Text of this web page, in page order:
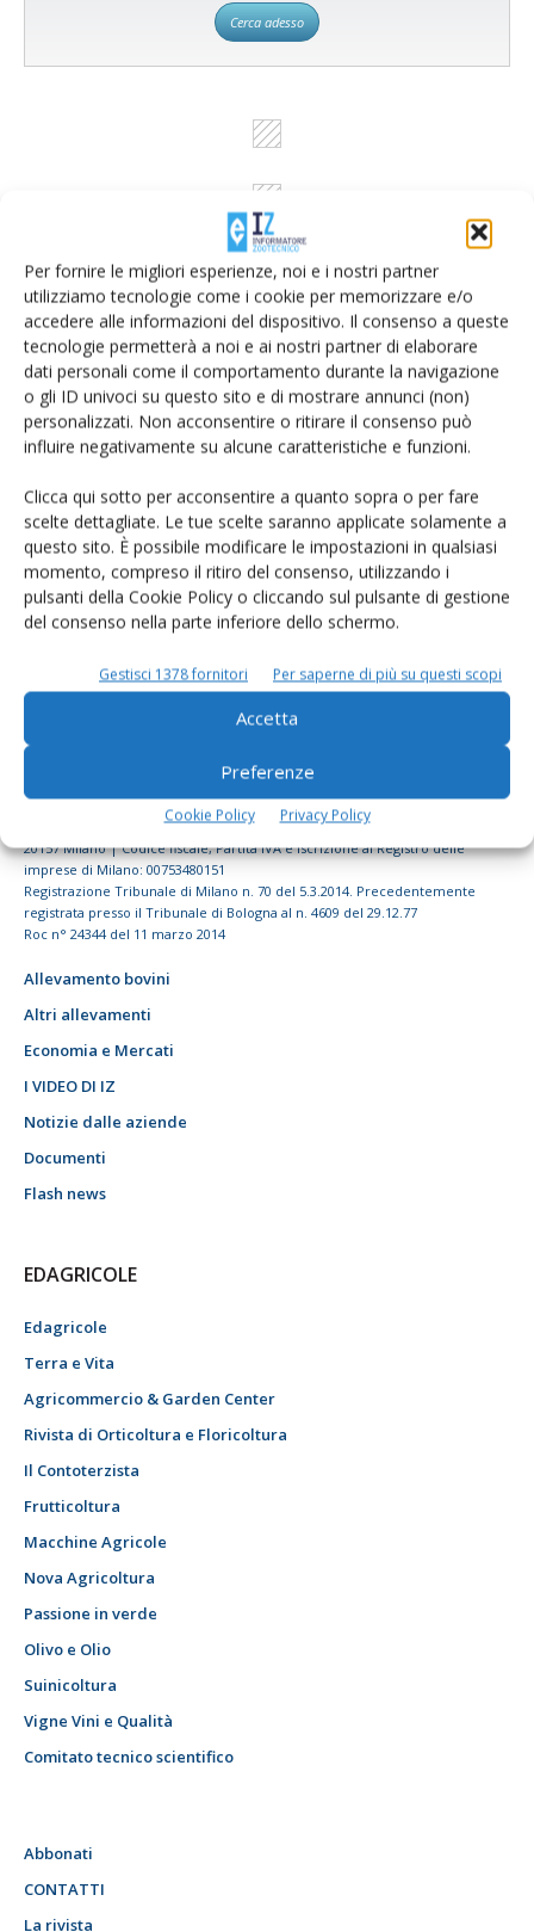
Per fornire le migliori esperienze, noi e i nostri partner
utilizziamo tecnologie come i cookie per memorizzare e/o
accedere alle informazioni del dispositivo. Il consenso a queste
tecnologie permetterà a noi e ai nostri partner di elaborare
dati personali come il comportamento durante la navigazione
o gli ID univoci su questo sito e di mostrare annunci (non)
personalizzati. Non acconsentire o ritirare il consenso può
influire negativamente su alcune caratteristiche e funzioni.
Clicca qui sotto per acconsentire a quanto sopra o per fare
scelte dettagliate. Le tue scelte saranno applicate solamente a
questo sito. È possibile modificare le impostazioni in qualsiasi
momento, compreso il ritiro del consenso, utilizzando i
pulsanti della Cookie Policy o cliccando sul pulsante di gestione
del consenso nella parte inferiore dello schermo.
Gestisci 1378 fornitori Per saperne di più su questi scopi
Accetta
Preferenze
Cookie Policy Privacy Policy
Cerca adesso
Rimani aggiornato sul mondo
dell’agricoltura
© Tecniche Nuove Spa. Tutti i diritti riservati. Sede legale Via Eritrea 21 -
20157 Milano | Codice fiscale, Partita IVA e Iscrizione al Registro delle
imprese di Milano: 00753480151
Registrazione Tribunale di Milano n. 70 del 5.3.2014. Precedentemente
registrata presso il Tribunale di Bologna al n. 4609 del 29.12.77
Roc n° 24344 del 11 marzo 2014
Allevamento bovini
Altri allevamenti
Economia e Mercati
I VIDEO DI IZ
Notizie dalle aziende
Documenti
Flash news
EDAGRICOLE
Edagricole
Terra e Vita
Agricommercio & Garden Center
Rivista di Orticoltura e Floricoltura
Il Contoterzista
Frutticoltura
Macchine Agricole
Nova Agricoltura
Passione in verde
Olivo e Olio
Suinicoltura
Vigne Vini e Qualità
Comitato tecnico scientifico
Abbonati
CONTATTI
La rivista